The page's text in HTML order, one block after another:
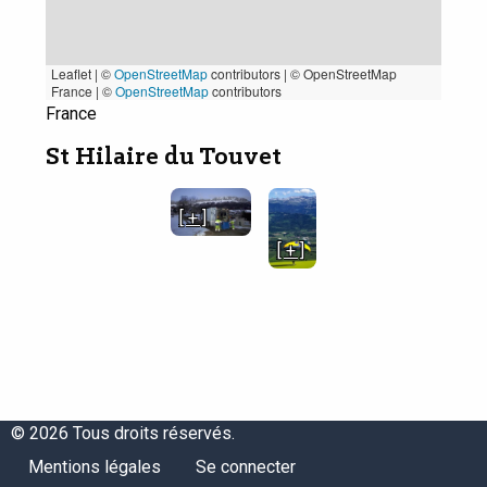
Leaflet | ©OpenStreetMapcontributors | © OpenStreetMap
France | ©OpenStreetMapcontributors
France
St Hilaire du Touvet
[ + ]
[ + ]
© 2026 Tous droits réservés.
Menu
Mentions légales
Menu
Se connecter